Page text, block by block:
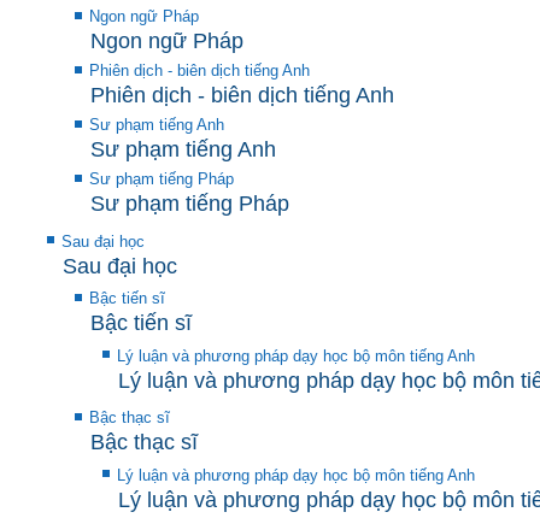
Ngon ngữ Pháp
Ngon ngữ Pháp
Phiên dịch - biên dịch tiếng Anh
Phiên dịch - biên dịch tiếng Anh
Sư phạm tiếng Anh
Sư phạm tiếng Anh
Sư phạm tiếng Pháp
Sư phạm tiếng Pháp
Sau đại học
Sau đại học
Bậc tiến sĩ
Bậc tiến sĩ
Lý luận và phương pháp dạy học bộ môn tiếng Anh
Lý luận và phương pháp dạy học bộ môn
Bậc thạc sĩ
Bậc thạc sĩ
Lý luận và phương pháp dạy học bộ môn tiếng Anh
Lý luận và phương pháp dạy học bộ môn